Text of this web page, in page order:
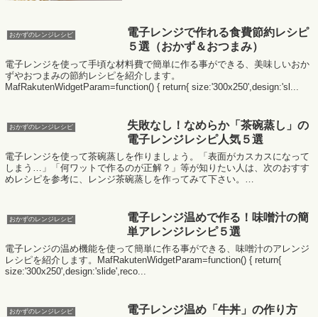
おかずのレンジレシピ
電子レンジで作れる食費節約レシピ
５選（おかず＆おつまみ）
電子レンジを使って手頃な材料費で簡単に作る事ができる、美味しいおか
ずやおつまみの節約レシピを紹介します。
MafRakutenWidgetParam=function() { return{ size:'300x250',design:'sl...
おかずのレンジレシピ
失敗なし！なめらか「茶碗蒸し」の
電子レンジレシピ人気５選
電子レンジを使って茶碗蒸しを作りましょう。「表面がカスカスになって
しまう…」「何ワットで作るのが正解？」等が知りたい人は、次のおすす
めレシピを参考に、レンジ茶碗蒸しを作ってみて下さい。
おかずのレンジレシピ
電子レンジ温めで作る！味噌汁の簡
単アレンジレシピ５選
電子レンジの温め機能を使って簡単に作る事ができる、味噌汁のアレンジ
レシピを紹介します。MafRakutenWidgetParam=function() { return{
size:'300x250',design:'slide',reco...
おかずのレンジレシピ
電子レンジ温め「牛丼」の作り方